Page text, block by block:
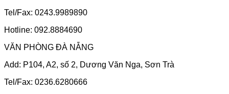
Tel/Fax: 0243.9989890
Hotline: 092.8884690
VĂN PHÒNG ĐÀ NẴNG
Add: P104, A2, số 2, Dương Văn Nga, Sơn Trà
Tel/Fax: 0236.6280666